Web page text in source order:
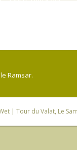
Ramsar.
| Tour du Valat, Le